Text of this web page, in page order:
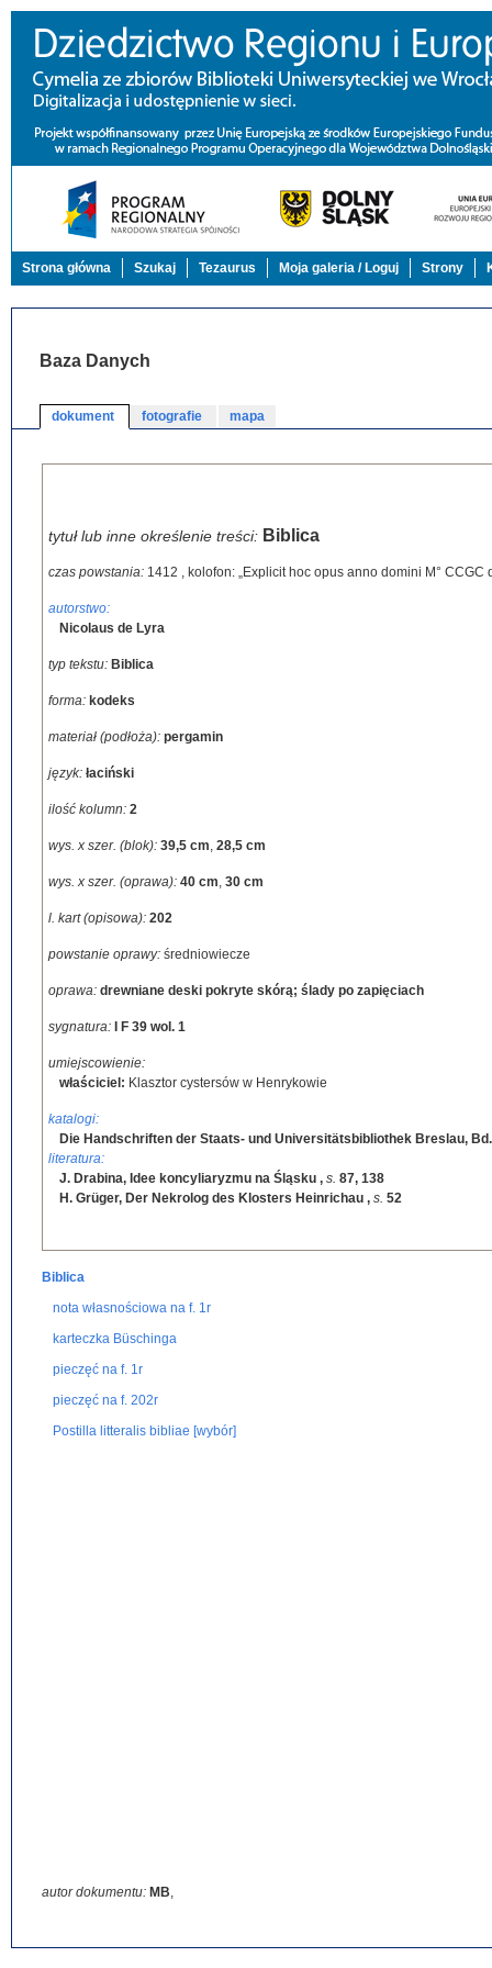
Strona główna Szukaj Tezaurus Moja galeria / Loguj Strony
Baza Danych
dokument fotografie mapa
tytuł lub inne określenie treści: Biblica
czas powstania: 1412 , kolofon: „Explicit hoc opus anno domini M°
autorstwo:
Nicolaus de Lyra
typ tekstu: Biblica
forma: kodeks
materiał (podłoża): pergamin
język: łaciński
ilość kolumn: 2
wys. x szer. (blok): 39,5 cm, 28,5 cm
wys. x szer. (oprawa): 40 cm, 30 cm
l. kart (opisowa): 202
powstanie oprawy: średniowiecze
oprawa: drewniane deski pokryte skórą; ślady po zapięciach
sygnatura: I F 39 wol. 1
umiejscowienie:
właściciel: Klasztor cystersów w Henrykowie
katalogi:
Die Handschriften der Staats- und Universitätsbibliothek Breslau,
literatura:
J. Drabina, Idee koncyliaryzmu na Śląsku , s. 87, 138
H. Grüger, Der Nekrolog des Klosters Heinrichau , s. 52
Biblica
nota własnościowa na f. 1r
karteczka Büschinga
pieczęć na f. 1r
pieczęć na f. 202r
Postilla litteralis bibliae [wybór]
autor dokumentu: MB,